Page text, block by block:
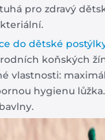
pro zdravý
do dětské
koňských
vlastnosti:
hygienu